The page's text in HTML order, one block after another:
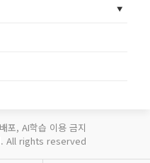
포, AI학습 이용 금지
. All rights reserved